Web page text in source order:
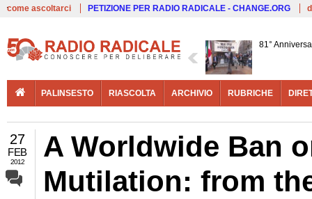
come ascoltarci PETIZIONE PER RADIO RADICALE - CHANGE.ORG
81°
PALINSESTO RIASCOLTA ARCHIVIO RUBRICHE
27
FEB
2012
A Worldwide Ban
Mutilation: from